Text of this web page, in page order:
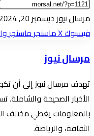
مرسال نيوزأرسل
بريدا
ديسمبر 20, 2024
فيسبوك‫Xماسنجرماسنجر
مرسال نيوز
تهدف مرسال نيوز إلى أن
الأخبار الصحيحة
بالمعلومات يغطي مختلف
الثقافة، والرياضة.